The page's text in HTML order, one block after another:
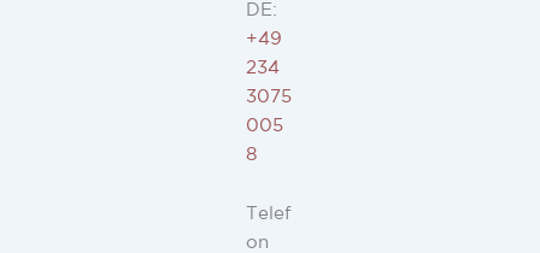
DE:
+49
234
3075
005
8
Telef
on